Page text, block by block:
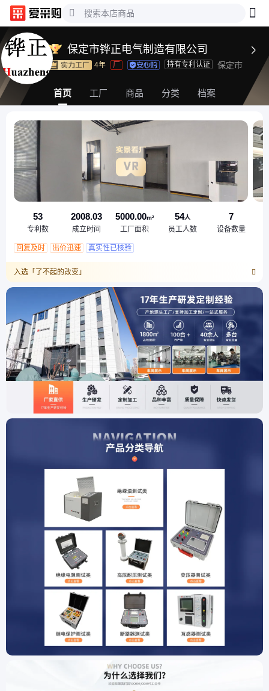
保定市铧正电气制造有限公司 
4年 厂 持有专利认证 保定市
首页 工厂 商品 分类 档案
53
专利数
2008.03
成立时间
5000.00m²
工厂面积
54人
员工人数
7
设备数量
回复及时 出价迅速 真实性已核验
入选「了不起的改变」